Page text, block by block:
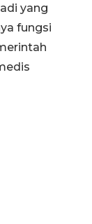
yang
fungsi